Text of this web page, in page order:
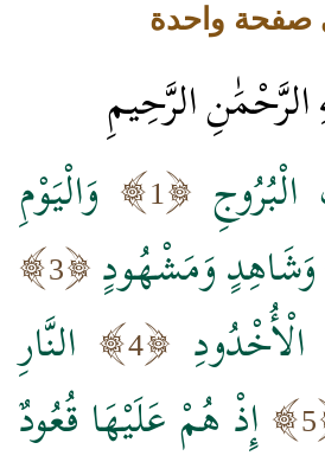
صفحة واحدة
الرَّحْمَٰنِ الرَّحِيمِ
1
وَالْيَوْمِ
وَشَاهِدٍ وَمَشْهُودٍ 3
4
النَّارِ
5 إِذْ هُمْ عَلَيْهَا قُعُودٌ